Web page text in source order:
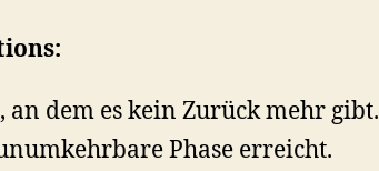
an dem es kein Zurück mehr gibt.
Phase erreicht.